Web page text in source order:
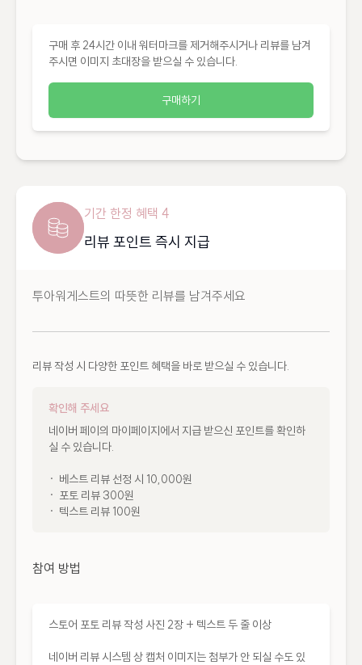
구매 후 24시간 이내 워터마크를 제거해주시거나 리뷰를 남겨
주시면 이미지 초대장을 받으실 수 있습니다.
구매하기
기간 한정 혜택 4
리뷰 포인트 즉시 지급
투아워게스트의 따뜻한 리뷰를 남겨주세요
리뷰 작성 시 다양한 포인트 혜택을 바로 받으실 수 있습니다.
확인해 주세요
네이버 페이의 마이페이지에서 지급 받으신 포인트를 확인하
실 수 있습니다.
·  베스트 리뷰 선정 시 10,000원
·  포토 리뷰 300원
·  텍스트 리뷰 100원
참여 방법
스토어 포토 리뷰 작성 사진 2장 + 텍스트 두 줄 이상
네이버 리뷰 시스템 상 캡처 이미지는 첨부가 안 되실 수도 있